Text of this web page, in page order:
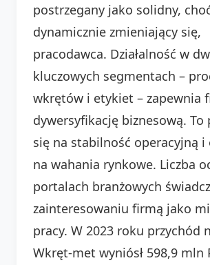
postrzegany jako solidny,
dynamicznie zmieniający się,
pracodawca. Działalność w
kluczowych segmentach –
wkrętów i etykiet – zapewnia
dywersyfikację biznesową. To
się na stabilność operacyjną i
na wahania rynkowe. Liczba
portalach branżowych
zainteresowaniu firmą jako
pracy. W 2023 roku przychód
Wkręt-met wyniósł 598,9 mln